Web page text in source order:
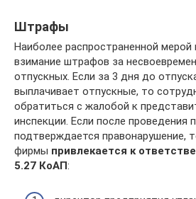
Штрафы
Наиболее распространенной мерой
взимание штрафов за
отпускных. Если за 3 дня до
выплачивает отпускные, то
обратиться с жалобой к
инспекции. Если после проведения
подтверждается правонарушение,
фирмы привлекается к
5.27 КоАП: